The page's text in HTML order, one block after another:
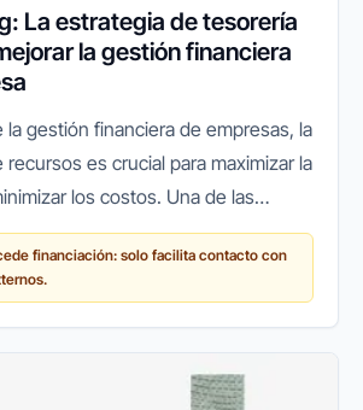
La estrategia de tesorería
la gestión financiera
la gestión financiera de empresas, la
es crucial para maximizar la
los costos. Una de las
para lograr esto es el cash
financiación: solo facilita contacto con